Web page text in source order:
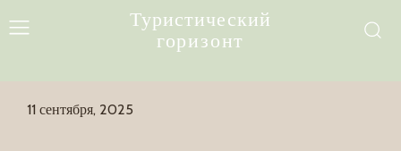
Туристический
горизонт
11 сентября, 2025